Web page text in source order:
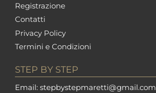
Registrazione
Contatti
Privacy Policy
Termini e Condizioni
STEP BY STEP
Email: stepbystepmaretti@gmail.com